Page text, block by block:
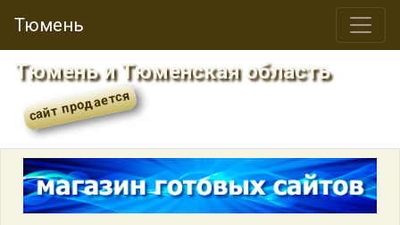
Тюмень
Тюмень и Тюменская область